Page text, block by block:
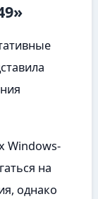
Windows-
на
однако